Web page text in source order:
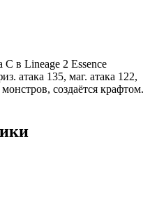
в Lineage 2 Essence
атака 135, маг. атака 122,
создаётся крафтом.